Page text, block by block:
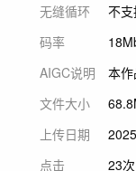
无缝循环
不
码率
AIGC说明
本
文件大小
上传日期
点击
23次